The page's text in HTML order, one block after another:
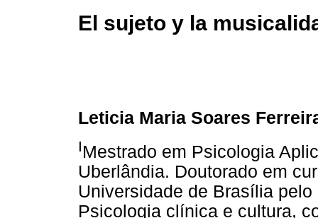
El sujeto y la
Leticia Maria Soares
IMestrado em Psicologia
Uberlândia. Doutorado em
Universidade de Brasília
Psicologia clínica e cultura,